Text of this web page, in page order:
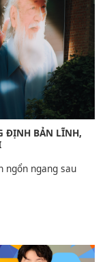
ĐỊNH BẢN LĨNH,
ngổn ngang sau